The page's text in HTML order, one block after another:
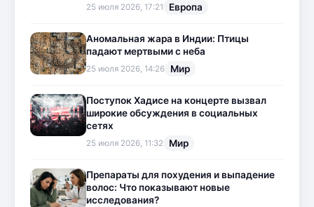
25 июля 2026, 17:21 Европа
Аномальная жара в Индии: Птицы
падают мертвыми с неба
25 июля 2026, 14:26 Мир
Поступок Хадисе на концерте вызвал
широкие обсуждения в социальных
сетях
25 июля 2026, 11:32 Мир
Препараты для похудения и выпадение
волос: Что показывают новые
исследования?